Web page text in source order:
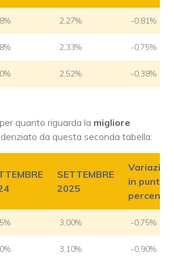
2,27% -0,81%
2,33% -0,75%
2,52% -0,38%
quanto riguarda la migliore
da questa seconda tabella:
SETTEMBRE
2025
in punti
3,00% -0,75%
3,10% -0,90%